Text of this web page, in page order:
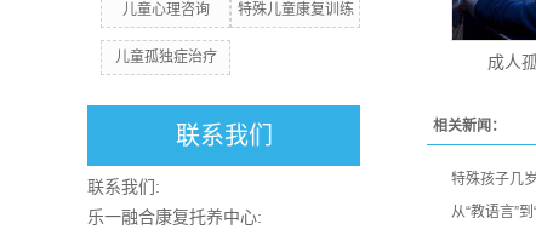
儿童心理咨询 特殊儿童康复训练
儿童孤独症治疗
联系我们
联系我们:
乐一融合康复托养中心:
成人
相关新闻：
特殊孩子几
从“教语言”